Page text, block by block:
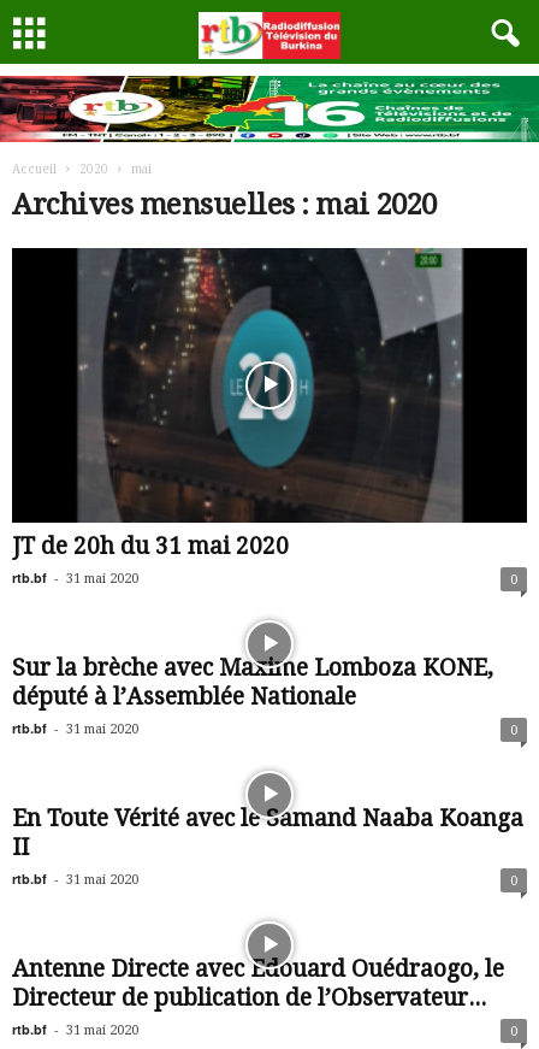
Accueil 2020 mai
Archives mensuelles : mai 2020
JT de 20h du 31 mai 2020
rtb.bf - 31 mai 2020 0
Sur la brèche avec Maxime Lomboza KONE,
député à l’Assemblée Nationale
rtb.bf - 31 mai 2020 0
En Toute Vérité avec le Samand Naaba Koanga
II
rtb.bf - 31 mai 2020 0
Antenne Directe avec Edouard Ouédraogo, le
Directeur de publication de l’Observateur...
rtb.bf - 31 mai 2020 0